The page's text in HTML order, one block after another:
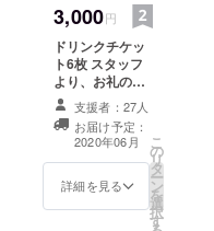
しの際はご本人
様確認をさせて
頂きます) スタッ
フより、お礼の
メールも送らせ
ていただきま
す。 ※ご支援を
していただく際
に『上乗せ支
ができます。 宜
しければ、リ
3,000円
ドリンクチケッ
ト6枚 スタッフ
より、お礼の
メールも送らせ
ていただきま
す。 ※チケット
は店頭にてお受
け渡し (お受け渡
しの際はご本人
支援者：27人
お届け予定：
2020年06月
詳細を見る
こ
の
リ
タ
ー
ン
を
選
択
す